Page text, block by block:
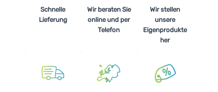
Schnelle
Lieferung
Wir beraten Sie
online und per
Telefon
Wir stellen
unsere
Eigenprodukte
her